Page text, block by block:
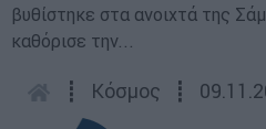
βυθίστηκε στα ανοιχτά της
καθόρισε την...
┋ Κόσμος ┋